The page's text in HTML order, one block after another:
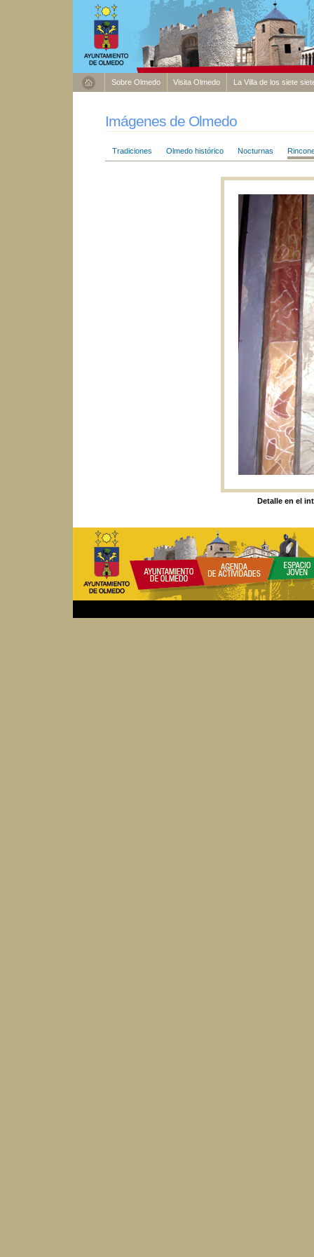
Sobre Olmedo Visita Olmedo La Villa de los siete
Imágenes de Olmedo
Tradiciones Olmedo histórico Nocturnas
Detalle en el